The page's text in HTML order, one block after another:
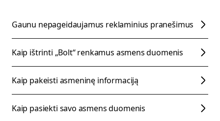
Gaunu nepageidaujamus reklaminius pranešimus
Kaip ištrinti „Bolt“ renkamus asmens duomenis
Kaip pakeisti asmeninę informaciją
Kaip pasiekti savo asmens duomenis